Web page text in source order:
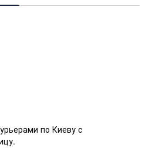
по Киеву с